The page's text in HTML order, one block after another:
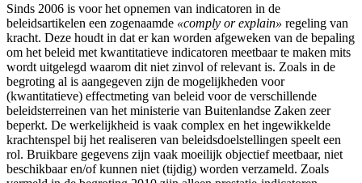
Sinds 2006 is voor het opnemen van indicatoren in de
beleidsartikelen een zogenaamde «comply or explain» regeling van
kracht. Deze houdt in dat er kan worden afgeweken van de bepaling
om het beleid met kwantitatieve indicatoren meetbaar te maken mits
wordt uitgelegd waarom dit niet zinvol of relevant is. Zoals in de
begroting al is aangegeven zijn de mogelijkheden voor
(kwantitatieve) effectmeting van beleid voor de verschillende
beleidsterreinen van het ministerie van Buitenlandse Zaken zeer
beperkt. De werkelijkheid is vaak complex en het ingewikkelde
krachtenspel bij het realiseren van beleidsdoelstellingen speelt een
rol. Bruikbare gegevens zijn vaak moeilijk objectief meetbaar, niet
beschikbaar en/of kunnen niet (tijdig) worden verzameld. Zoals